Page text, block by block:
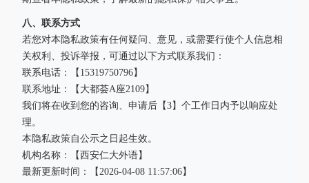
八、联系方式
若您对本隐私政策有任何疑问、意见，或需要行使个人信息相
关权利、投诉举报，可通过以下方式联系我们：
联系电话：【15319750796】
联系地址：【大都荟A座2109】
我们将在收到您的咨询、申请后【3】个工作日内予以响应处
理。
本隐私政策自公示之日起生效。
机构名称：【西安仁大外语】
最新更新时间：【2026-04-08 11:57:06】